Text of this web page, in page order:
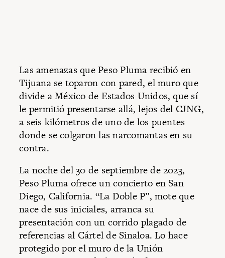
Las amenazas que Peso Pluma recibió en
Tijuana se toparon con pared, el muro que
divide a México de Estados Unidos, que sí
le permitió presentarse allá, lejos del CJNG,
a seis kilómetros de uno de los puentes
donde se colgaron las narcomantas en su
contra.
La noche del 30 de septiembre de 2023,
Peso Pluma ofrece un concierto en San
Diego, California. “La Doble P”, mote que
nace de sus iniciales, arranca su
presentación con un corrido plagado de
referencias al Cártel de Sinaloa. Lo hace
protegido por el muro de la Unión